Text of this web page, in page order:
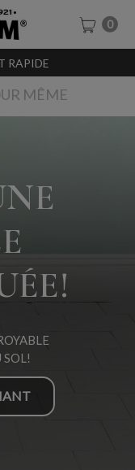
RAPIDE
0
MÊME
SOL!